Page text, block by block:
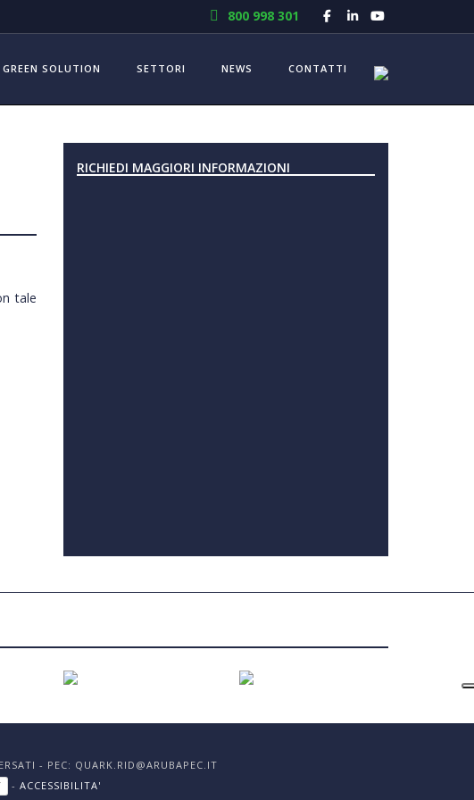
800 998 301
GREEN SOLUTION SETTORI NEWS CONTATTI
tale
RICHIEDI MAGGIORI INFORMAZIONI
- PEC: QUARK.RID@ARUBAPEC.IT
- ACCESSIBILITA'